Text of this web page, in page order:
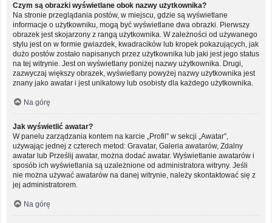
Czym są obrazki wyświetlane obok nazwy użytkownika?
Na stronie przeglądania postów, w miejscu, gdzie są wyświetlane
informacje o użytkowniku, mogą być wyświetlane dwa obrazki. Pierwszy
obrazek jest skojarzony z rangą użytkownika. W zależności od używanego
stylu jest on w formie gwiazdek, kwadracików lub kropek pokazujących, jak
dużo postów zostało napisanych przez użytkownika lub jaki jest jego status
na tej witrynie. Jest on wyświetlany poniżej nazwy użytkownika. Drugi,
zazwyczaj większy obrazek, wyświetlany powyżej nazwy użytkownika jest
znany jako awatar i jest unikatowy lub osobisty dla każdego użytkownika.
Na górę
Jak wyświetlić awatar?
W panelu zarządzania kontem na karcie „Profil” w sekcji „Awatar”,
używając jednej z czterech metod: Gravatar, Galeria awatarów, Zdalny
awatar lub Prześlij awatar, można dodać awatar. Wyświetlanie awatarów i
sposób ich wyświetlania są uzależnione od administratora witryny. Jeśli
nie można używać awatarów na danej witrynie, należy skontaktować się z
jej administratorem.
Na górę